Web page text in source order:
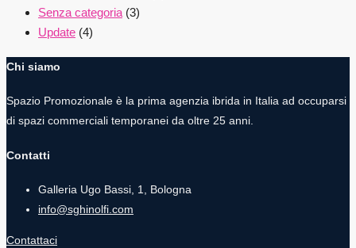
Senza categoria (3)
Update (4)
Chi siamo
Spazio Promozionale è la prima agenzia ibrida in Italia ad occuparsi
di spazi commerciali temporanei da oltre 25 anni.
Contatti
Galleria Ugo Bassi, 1, Bologna
info@sghinolfi.com
Contattaci